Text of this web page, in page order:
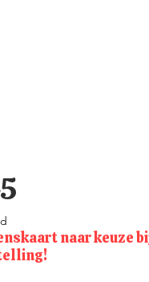
Price
naar keuze